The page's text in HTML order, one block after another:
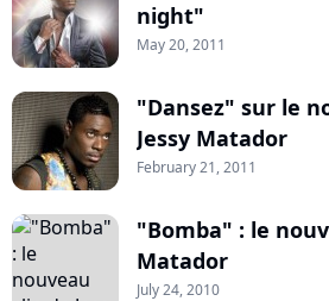
night"
May 20, 2011
"Dansez" sur le
Jessy Matador
February 21, 2011
"Bomba" : le
Matador
July 24, 2010